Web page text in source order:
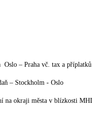
Oslo – Praha vč. tax a příplatků
– Stockholm - Oslo
na okraji města v blízkosti